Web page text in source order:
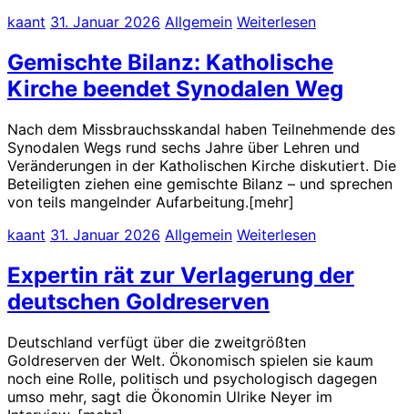
kaant 31. Januar 2026 Allgemein Weiterlesen
Gemischte Bilanz: Katholische
Kirche beendet Synodalen Weg
Nach dem Missbrauchsskandal haben Teilnehmende des
Synodalen Wegs rund sechs Jahre über Lehren und
Veränderungen in der Katholischen Kirche diskutiert. Die
Beteiligten ziehen eine gemischte Bilanz – und sprechen
von teils mangelnder Aufarbeitung.[mehr]
kaant 31. Januar 2026 Allgemein Weiterlesen
Expertin rät zur Verlagerung der
deutschen Goldreserven
Deutschland verfügt über die zweitgrößten
Goldreserven der Welt. Ökonomisch spielen sie kaum
noch eine Rolle, politisch und psychologisch dagegen
umso mehr, sagt die Ökonomin Ulrike Neyer im